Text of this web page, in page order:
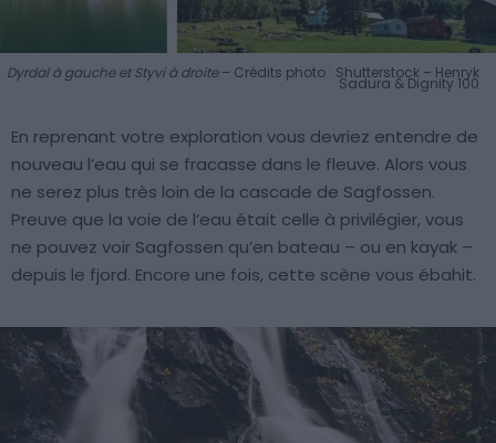
Dyrdal à gauche et Styvi à droite– Crédits photo : Shutterstock – Henryk
Sadura & Dignity 100
En reprenant votre exploration vous devriez entendre de
nouveau l’eau qui se fracasse dans le fleuve. Alors vous
ne serez plus très loin de la cascade de Sagfossen.
Preuve que la voie de l’eau était celle à privilégier, vous
ne pouvez voir Sagfossen qu’en bateau – ou en kayak –
depuis le fjord. Encore une fois, cette scène vous ébahit.